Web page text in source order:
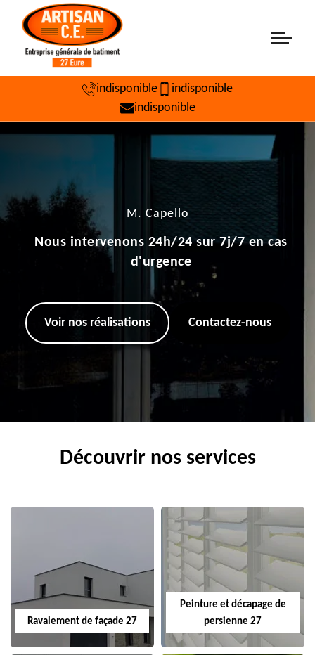
indisponible
indisponible
indisponible
M. Capello
Nous intervenons 24h/24 sur 7j/7 en cas
d'urgence
Voir nos réalisations Contactez-nous
Découvrir nos services
Ravalement de façade 27
Peinture et décapage de
persienne 27